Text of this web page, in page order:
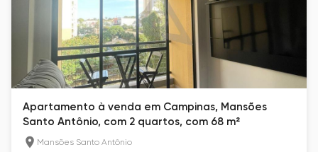
Apartamento à venda em Campinas, Mansões
Santo Antônio, com 2 quartos, com 68 m²
Mansões Santo Antônio